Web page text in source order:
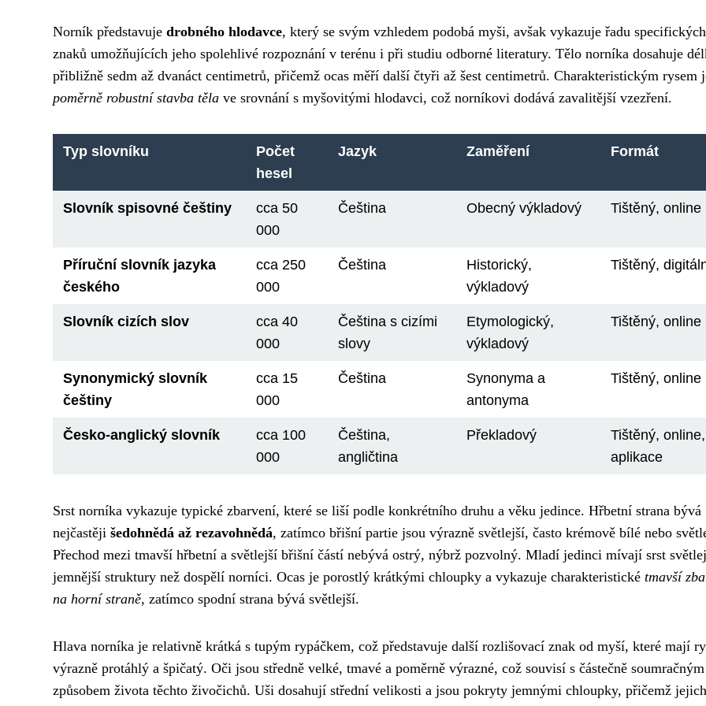
Norník představuje drobného hlodavce, který se svým vzhledem podobá myši, avšak vykazuje řadu specifických
znaků umožňujících jeho spolehlivé rozpoznání v terénu i při studiu odborné literatury. Tělo norníka dosahuje
přibližně sedm až dvanáct centimetrů, přičemž ocas měří další čtyři až šest centimetrů. Charakteristickým rysem
poměrně robustní stavba těla ve srovnání s myšovitými hlodavci, což norníkovi dodává zavalitější vzezření.
Typ slovníku
Počet
hesel
Jazyk Zaměření Formát
Slovník spisovné češtiny
cca 50
000
Čeština Obecný výkladový Tištěný, online
Příruční slovník jazyka
českého
cca 250
000
Čeština
Historický,
výkladový
Tištěný,
Slovník cizích slov
cca 40
000
Čeština s cizími
slovy
Etymologický,
výkladový
Tištěný, online
Synonymický slovník
češtiny
cca 15
000
Čeština
Synonyma a
antonyma
Tištěný, online
Česko-anglický slovník
cca 100
000
Čeština,
angličtina
Překladový
Tištěný, online,
aplikace
Srst norníka vykazuje typické zbarvení, které se liší podle konkrétního druhu a věku jedince. Hřbetní strana bývá
nejčastěji šedohnědá až rezavohnědá, zatímco břišní partie jsou výrazně světlejší, často krémově bílé nebo
Přechod mezi tmavší hřbetní a světlejší břišní částí nebývá ostrý, nýbrž pozvolný. Mladí jedinci mívají srst
jemnější struktury než dospělí norníci. Ocas je porostlý krátkými chloupky a vykazuje charakteristické tmavší
na horní straně, zatímco spodní strana bývá světlejší.
Hlava norníka je relativně krátká s tupým rypáčkem, což představuje další rozlišovací znak od myší, které mají
výrazně protáhlý a špičatý. Oči jsou středně velké, tmavé a poměrně výrazné, což souvisí s částečně soumračným
způsobem života těchto živočichů. Uši dosahují střední velikosti a jsou pokryty jemnými chloupky, přičemž